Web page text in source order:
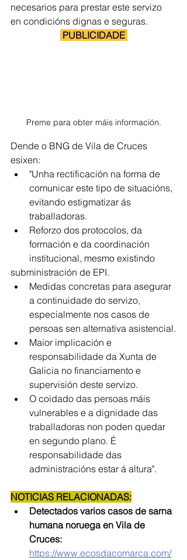
necesarios para prestar este servizo
en condicións dignas e seguras.
PUBLICIDADE
Preme para obter máis información.
Dende o BNG de Vila de Cruces
esixen:
"Unha rectificación na forma de
comunicar este tipo de situacións,
evitando estigmatizar ás
traballadoras.
Reforzo dos protocolos, da
formación e da coordinación
institucional, mesmo existindo
subministración de EPI.
Medidas concretas para asegurar
a continuidade do servizo,
especialmente nos casos de
persoas sen alternativa asistencial.
Maior implicación e
responsabilidade da Xunta de
Galicia no financiamento e
supervisión deste servizo.
O coidado das persoas máis
vulnerables e a dignidade das
traballadoras non poden quedar
en segundo plano. É
responsabilidade das
administracións estar á altura".
NOTICIAS RELACIONADAS:
Detectados varios casos de sarna
humana noruega en Vila de
Cruces:
https://www.ecosdacomarca.com/